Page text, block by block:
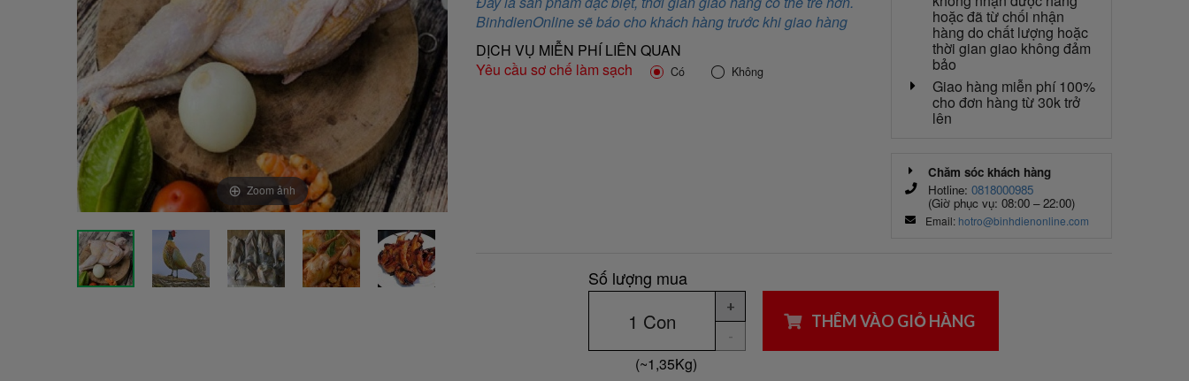
Zoom ảnh
BinhdienOnline sẽ báo cho khách hàng trước khi giao hàng
DỊCH VỤ MIỄN PHÍ LIÊN QUAN
Yêu cầu sơ chế làm sạch
Có Không
hoặc đã từ chối nhận
hàng do chất lượng hoặc
thời gian giao không đảm
bảo
Giao hàng miễn phí 100%
cho đơn hàng từ 30k trở
lên
Chăm sóc khách hàng
Hotline: 0818000985
(Giờ phục vụ: 08:00 – 22:00)
Email: hotro@binhdienonline.com
Số lượng mua
+
-
(~1,35Kg)
THÊM VÀO GIỎ HÀNG